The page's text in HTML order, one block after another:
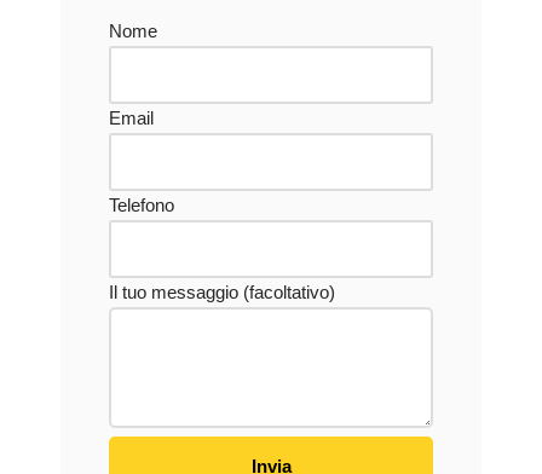
Nome
Email
Telefono
Il tuo messaggio (facoltativo)